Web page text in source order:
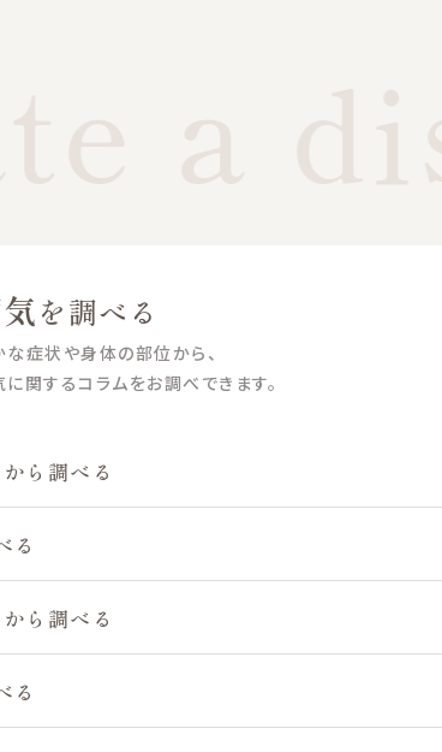
を調べる
な症状や身体の部位から、
関するコラムをお調べできます。
から調べる
る
から調べる
る